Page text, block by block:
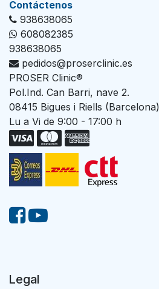
Con​tác​tenos
938638065
608082385
938638065
pedidos@proserclinic.es
PROSER Clinic®
Pol.Ind. Can Barri, nave 2.
08415 Bigues i Riells (Barcelona)
Lu a Vi de 9:00 - 17:00 h
Legal